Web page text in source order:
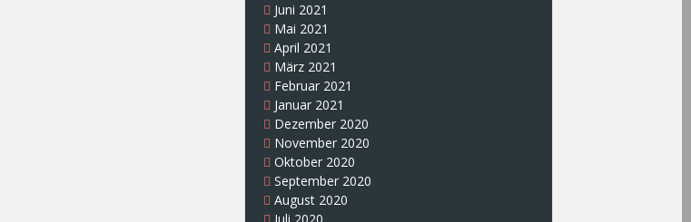
Juni 2021
Mai 2021
April 2021
März 2021
Februar 2021
Januar 2021
Dezember 2020
November 2020
Oktober 2020
September 2020
August 2020